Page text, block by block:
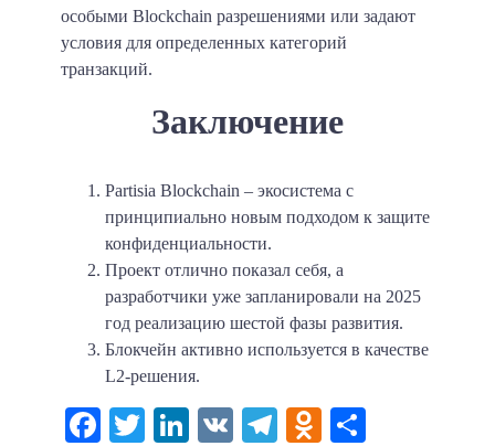
особыми Blockchain разрешениями или задают
условия для определенных категорий
транзакций.
Заключение
Partisia Blockchain – экосистема с
принципиально новым подходом к защите
конфиденциальности.
Проект отлично показал себя, а
разработчики уже запланировали на 2025
год реализацию шестой фазы развития.
Блокчейн активно используется в качестве
L2-решения.
Facebook
TwitterLinkedIn
VK Telegram